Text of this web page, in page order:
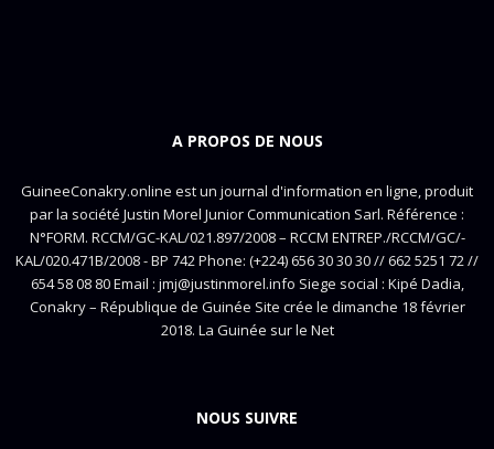
A PROPOS DE NOUS
GuineeConakry.online est un journal d'information en ligne, produit
par la société Justin Morel Junior Communication Sarl. Référence :
N°FORM. RCCM/GC-KAL/021.897/2008 – RCCM ENTREP./RCCM/GC/-
KAL/020.471B/2008 - BP 742 Phone: (+224) 656 30 30 30 // 662 5251 72 //
654 58 08 80 Email : jmj@justinmorel.info Siege social : Kipé Dadia,
Conakry – République de Guinée Site crée le dimanche 18 février
2018. La Guinée sur le Net
NOUS SUIVRE